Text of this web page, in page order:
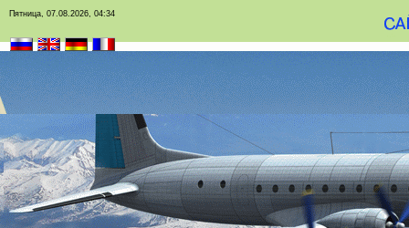
Пятница, 07.08.2026, 04:34